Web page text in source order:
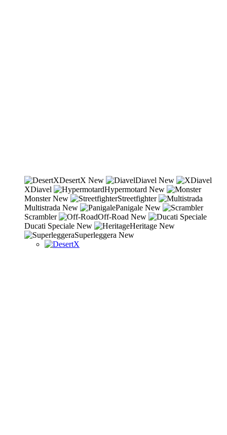
DesertX New Diavel New
XDiavel
Hypermotard New
MonsterNew
Streetfighter
Multistrada New Panigale New
Scrambler
Off-Road New
Ducati Speciale New Heritage New
Superleggera New